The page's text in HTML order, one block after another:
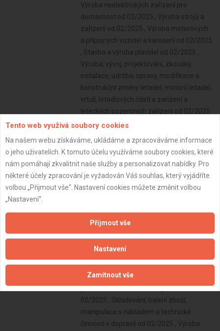
Tento web využívá soubory cookies
Na našem webu získáváme, ukládáme a zpracováváme informace
o jeho uživatelích. K tomuto účelu využíváme soubory cookies, které
nám pomáhají zkvalitnit naše služby a personalizovat nabídky. Pro
některé účely zpracování je vyžadován Váš souhlas, který vyjádříte
volbou „Přijmout vše“. Nastavení cookies můžete změnit volbou
„Nastavení“.
Přijmout vše
Nastavení
Zamítnout vše